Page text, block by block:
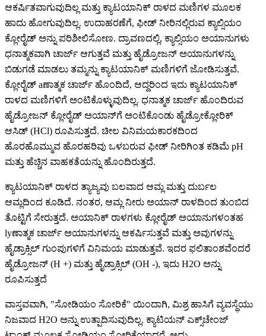
ಆಕರ್ಷಿತವಾಗುವುದಿಲ್ಲ ಮತ್ತು ಕ್ಯಾಟಯಾನಿಕ್ ರಾಳದ ಮಣಿಗಳ ಮೂಲಕ
ಹಾದು ಹೋಗುವುದಿಲ್ಲ. ಉದಾಹರಣೆಗೆ, ಫೀಡ್ ನೀರಿನಲ್ಲಿರುವ ಕ್ಯಾಲ್ಸಿಯಂ
ಕ್ಲೋರೈಡ್ ಅನ್ನು ಪರಿಶೀಲಿಸೋಣ. ದ್ರಾವಣದಲ್ಲಿ, ಕ್ಯಾಲ್ಸಿಯಂ ಅಯಾನುಗಳು
ಧನಾತ್ಮಕವಾಗಿ ಚಾರ್ಜ್ ಆಗುತ್ತವೆ ಮತ್ತು ಹೈಡ್ರೋಜನ್ ಅಯಾನುಗಳನ್ನು
ಬಿಡುಗಡೆ ಮಾಡಲು ತಮ್ಮನ್ನು ಕ್ಯಾಟಯಾನಿಕ್ ಮಣಿಗಳಿಗೆ ಜೋಡಿಸುತ್ತವೆ.
ಕ್ಲೋರೈಡ್ aಣಾತ್ಮಕ ಚಾರ್ಜ್ ಹೊಂದಿದೆ, ಆದ್ದರಿಂದ ಇದು ಕ್ಯಾಟಯಾನಿಕ್
ರಾಳದ ಮಣಿಗಳಿಗೆ ಅಂಟಿಕೊಳ್ಳುವುದಿಲ್ಲ. ಧನಾತ್ಮಕ ಚಾರ್ಜ್ ಹೊಂದಿರುವ
ಹೈಡ್ರೋಜನ್ ಕ್ಲೋರೈಡ್ ಅಯಾನ್‌ಗೆ ಅಂಟಿಕೊಂಡು ಹೈಡ್ರೋಕ್ಲೋರಿಕ್
ಆಸಿಡ್ (HCl) ರೂಪಿಸುತ್ತದೆ. ಚೀಲ ವಿನಿಮಯಕಾರಕದಿಂದ
ಹೊರಹೊಮ್ಮುವ ಹೊರಹರಿವು ಒಳಬರುವ ಫೀಡ್ ನೀರಿಗಿಂತ ಕಡಿಮೆ pH
ಮತ್ತು ಹೆಚ್ಚಿನ ವಾಹಕತೆಯನ್ನು ಹೊಂದಿರುತ್ತದೆ.
ಕ್ಯಾಟಯಾನಿಕ್ ರಾಳದ ತ್ಯಾಜ್ಯವು ಬಲವಾದ ಆಮ್ಲ ಮತ್ತು ದುರ್ಬಲ
ಆಮ್ಲದಿಂದ ಕೂಡಿದೆ. ನಂತರ, ಆಮ್ಲ ನೀರು ಅಯಾನ್ ರಾಳದಿಂದ ತುಂಬಿದ
ತೊಟ್ಟಿಗೆ ಸೇರುತ್ತದೆ. ಅಯಾನಿಕ್ ರಾಳಗಳು ಕ್ಲೋರೈಡ್ ಅಯಾನುಗಳಂತಹ
lyಣಾತ್ಮಕ ಚಾರ್ಜ್ ಅಯಾನುಗಳನ್ನು ಆಕರ್ಷಿಸುತ್ತವೆ ಮತ್ತು ಅವುಗಳನ್ನು
ಹೈಡ್ರಾಕ್ಸಿಲ್ ಗುಂಪುಗಳಿಗೆ ವಿನಿಮಯ ಮಾಡುತ್ತವೆ. ಇದರ ಫಲಿತಾಂಶವೆಂದರೆ
ಹೈಡ್ರೋಜನ್ (H +) ಮತ್ತು ಹೈಡ್ರಾಕ್ಸಿಲ್ (OH -), ಇದು H2O ಅನ್ನು
ರೂಪಿಸುತ್ತದೆ
ವಾಸ್ತವವಾಗಿ, "ಸೋಡಿಯಂ ಸೋರಿಕೆ" ಯಿಂದಾಗಿ, ಮಿಶ್ರ ಹಾಸಿಗೆ ವ್ಯವಸ್ಥೆಯು
ನಿಜವಾದ H2O ಅನ್ನು ಉತ್ಪಾದಿಸುವುದಿಲ್ಲ. ಕ್ಯಾಟಿಯನ್ ಎಕ್ಸ್‌ಚೇಂಜ್